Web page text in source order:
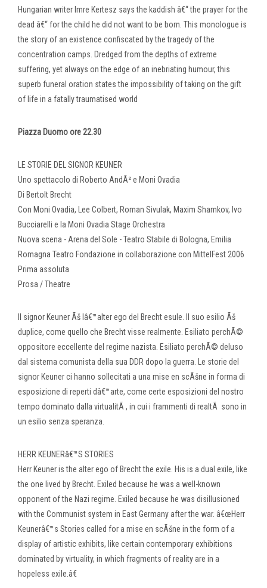
Hungarian writer Imre Kertesz says the kaddish â€“ the prayer for the
dead â€“ for the child he did not want to be born. This monologue is
the story of an existence confiscated by the tragedy of the
concentration camps. Dredged from the depths of extreme
suffering, yet always on the edge of an inebriating humour, this
superb funeral oration states the impossibility of taking on the gift
of life in a fatally traumatised world
Piazza Duomo ore 22.30
LE STORIE DEL SIGNOR KEUNER
Uno spettacolo di Roberto AndÃ² e Moni Ovadia
Di Bertolt Brecht
Con Moni Ovadia, Lee Colbert, Roman Sivulak, Maxim Shamkov, Ivo
Bucciarelli e la Moni Ovadia Stage Orchestra
Nuova scena - Arena del Sole - Teatro Stabile di Bologna, Emilia
Romagna Teatro Fondazione in collaborazione con MittelFest 2006
Prima assoluta
Prosa / Theatre
Il signor Keuner Ãš lâ€™alter ego del Brecht esule. Il suo esilio Ãš
duplice, come quello che Brecht visse realmente. Esiliato perchÃ©
oppositore eccellente del regime nazista. Esiliato perchÃ© deluso
dal sistema comunista della sua DDR dopo la guerra. Le storie del
signor Keuner ci hanno sollecitati a una mise en scÃšne in forma di
esposizione di reperti dâ€™arte, come certe esposizioni del nostro
tempo dominato dalla virtualitÃ , in cui i frammenti di realtÃ sono in
un esilio senza speranza.
HERR KEUNERâ€™S STORIES
Herr Keuner is the alter ego of Brecht the exile. His is a dual exile, like
the one lived by Brecht. Exiled because he was a well-known
opponent of the Nazi regime. Exiled because he was disillusioned
with the Communist system in East Germany after the war. â€œHerr
Keunerâ€™s Stories called for a mise en scÃšne in the form of a
display of artistic exhibits, like certain contemporary exhibitions
dominated by virtuality, in which fragments of reality are in a
hopeless exile.â€